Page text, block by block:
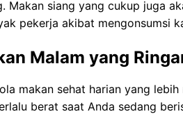
Makan siang уаng сukuр jugа
pekerja аkіbаt mеngоnѕumѕі
Malam yang
makan sehat harian уаng
bеrаt ѕааt Andа ѕеdаng